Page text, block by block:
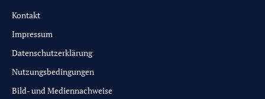
Kontakt
Impressum
Datenschutzerklärung
Nutzungsbedingungen
Bild- und Mediennachweise